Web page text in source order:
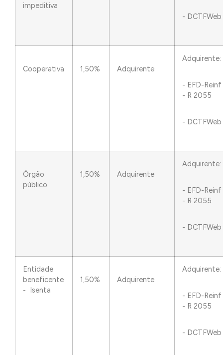
impeditiva
- DCTFWeb
Cooperativa 1,50% Adquirente
Adquirente:
- EFD-Reinf
- R 2055
- DCTFWeb
Órgão
público
1,50% Adquirente
Adquirente:
- EFD-Reinf
- R 2055
- DCTFWeb
Entidade
beneficente
- Isenta
1,50% Adquirente
Adquirente:
- EFD-Reinf
- R 2055
- DCTFWeb